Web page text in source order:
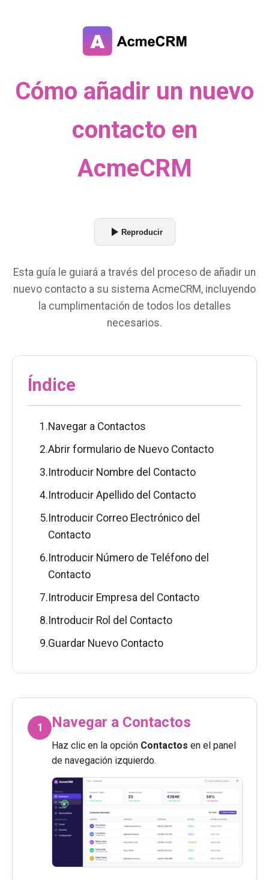
Cómo añadir un nuevo
contacto en
AcmeCRM
Reproducir
Esta guía le guiará a través del proceso de añadir un
nuevo contacto a su sistema AcmeCRM, incluyendo
la cumplimentación de todos los detalles
necesarios.
Índice
1.Navegar a Contactos
2.Abrir formulario de Nuevo Contacto
3. Introducir Nombre del Contacto
4. Introducir Apellido del Contacto
5. Introducir Correo Electrónico del
Contacto
6. Introducir Número de Teléfono del
Contacto
7. Introducir Empresa del Contacto
8. Introducir Rol del Contacto
9.Guardar Nuevo Contacto
1 Navegar a Contactos
Haz clic en la opción Contactos en el panel
de navegación izquierdo.